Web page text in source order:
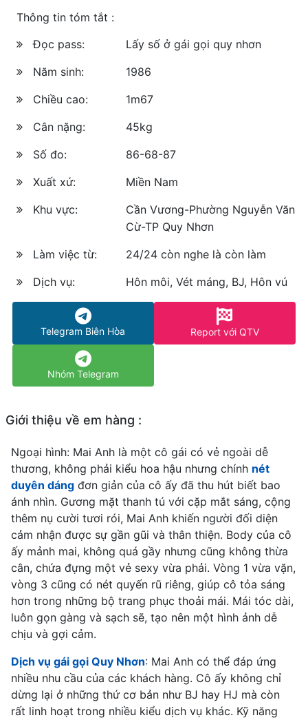
Thông tin tóm tắt :
Đọc pass:
Lấy số ở gái gọi quy nhơn
Năm sinh:
1986
Chiều cao:
1m67
Cân nặng:
45kg
Số đo:
86-68-87
Xuất xứ:
Miền Nam
Khu vực:
Cần Vương-Phường Nguyễn Văn
Cừ-TP Quy Nhơn
Làm việc từ:
24/24 còn nghe là còn làm
Dịch vụ:
Hôn môi, Vét máng, BJ, Hôn vú
Telegram Biên Hòa Report với QTV
Nhóm Telegram
Giới thiệu về em hàng :
Ngoại hình: Mai Anh là một cô gái có vẻ ngoài dễ
thương, không phải kiểu hoa hậu nhưng chính nét
duyên dáng đơn giản của cô ấy đã thu hút biết bao
ánh nhìn. Gương mặt thanh tú với cặp mắt sáng, cộng
thêm nụ cười tươi rói, Mai Anh khiến người đối diện
cảm nhận được sự gần gũi và thân thiện. Body của cô
ấy mảnh mai, không quá gầy nhưng cũng không thừa
cân, chứa đựng một vẻ sexy vừa phải. Vòng 1 vừa vặn,
vòng 3 cũng có nét quyến rũ riêng, giúp cô tỏa sáng
hơn trong những bộ trang phục thoải mái. Mái tóc dài,
luôn gọn gàng và sạch sẽ, tạo nên một hình ảnh dễ
chịu và gợi cảm.
Dịch vụ gái gọi Quy Nhơn: Mai Anh có thể đáp ứng
nhiều nhu cầu của các khách hàng. Cô ấy không chỉ
dừng lại ở những thứ cơ bản như BJ hay HJ mà còn
rất linh hoạt trong nhiều kiểu dịch vụ khác. Kỹ năng